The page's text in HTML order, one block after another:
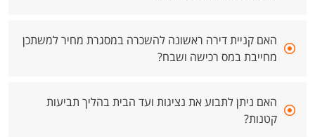
האם קניית דירה ראשונה להשכרה במסגרת מחיר למשתכן
מחייבת במס רכישה ושבח?
האם ניתן לתבוע את נציגות ועד הבית בהליך תביעות
קטנות?